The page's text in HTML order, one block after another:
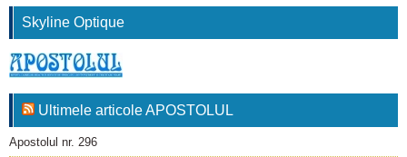
Skyline Optique
Ultimele articole APOSTOLUL
Apostolul nr. 296